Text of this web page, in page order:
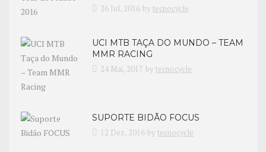
26 Jul, 2016 by tecnocycle
UCI MTB TAÇA DO MUNDO – TEAM
MMR RACING
24 Mai, 2017 by tecnocycle
SUPORTE BIDÃO FOCUS
12 Dez, 2016 by tecnocycle